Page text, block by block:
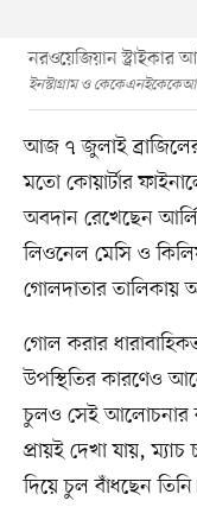
নরওয়েজিয়ান স্ট্রাইকার
ইনস্টাগ্রাম ও
আজ ৭ জুলাই ব্রাজিলের
মতো কোয়ার্টার
অবদান রেখেছেন
লিওনেল মেসি ও
গোলদাতার তালিকায়
গোল করার
উপস্থিতির কারণেও
চুলও সেই আলোচনার
প্রায়ই দেখা যায়,
দিয়ে চুল বাঁধছেন তিনি।